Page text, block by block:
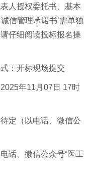
人授权委托书、基本
信管理承诺书’需单独
仔细阅读投标报名操
：开标现场提交
年11月07日 17时
定（以电话、微信公
话、微信公众号“医工